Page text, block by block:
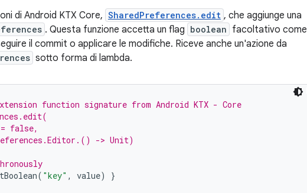
di Android KTX Core, SharedPreferences.edit , che aggiunge una
. Questa funzione accetta un flag boolean facoltativo come
il commit o applicare le modifiche. Riceve anche un'azione da
sotto forma di lambda.
function signature from Android KTX - Core
false,
-> Unit)
( "key" , value) }